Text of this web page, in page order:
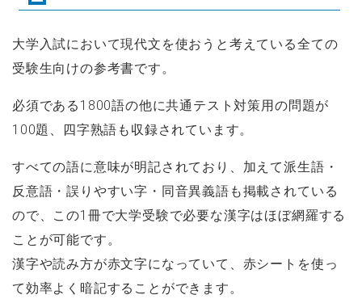
大学入試において現代文を使おうと考えている全ての
受験生向けの参考書です。
必須である1800語の他に共通テスト対策用の問題が
100題、四字熟語も収録されています。
すべての語に意味が明記されており、加えて派生語・
反意語・誤りやすい字・同音異義語も掲載されている
ので、この1冊で大学受験で必要な漢字はほぼ網羅する
ことが可能です。
漢字や読み方が赤文字になっていて、赤シートを使っ
て効率よく暗記することができます。